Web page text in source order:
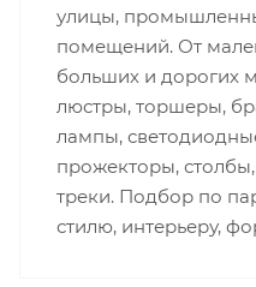
улицы,
помещений. От
больших и дорогих
люстры, торшеры,
лампы,
прожекторы,
треки. Подбор по
стилю, интерьеру,